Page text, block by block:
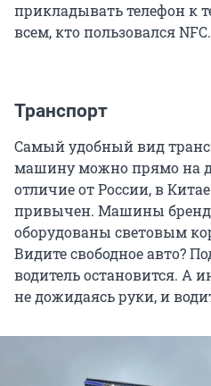
прикладывать телефон к
всем, кто пользовался NFC.
Транспорт
Самый удобный вид
машину можно прямо на
отличие от России, в
привычен. Машины
оборудованы световым
Видите свободное авто?
водитель остановится. А
не дожидаясь руки, и